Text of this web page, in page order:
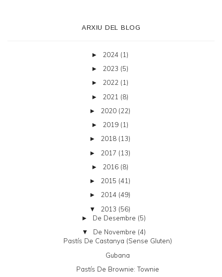
ARXIU DEL BLOG
► 2024 (1)
► 2023 (5)
► 2022 (1)
► 2021 (8)
► 2020 (22)
► 2019 (1)
► 2018 (13)
► 2017 (13)
► 2016 (8)
► 2015 (41)
► 2014 (49)
▼ 2013 (56)
► De Desembre (5)
▼ De Novembre (4)
Pastís De Castanya (sense Gluten)
Gubana
Pastís De Brownie: Townie